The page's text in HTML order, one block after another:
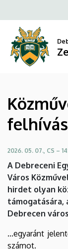
pályázati
felhívás
Kar
a
tartalomra
felhívás
2026. 05. 07., CS –
A Debreceni
Város
hirdet olyan
támogatására,
Debrecen
...egyaránt
számot.